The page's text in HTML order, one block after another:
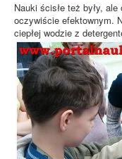
Nauki ścisłe też były,
oczywiście efektownym.
ciepłej wodzie z